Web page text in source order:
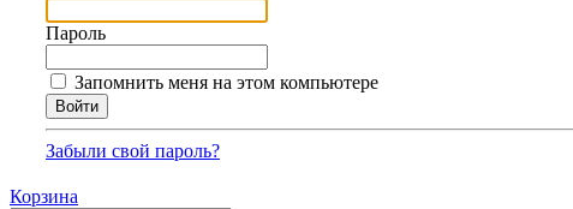
Пароль
Запомнить меня на этом компьютере
Забыли свой пароль?
Корзина